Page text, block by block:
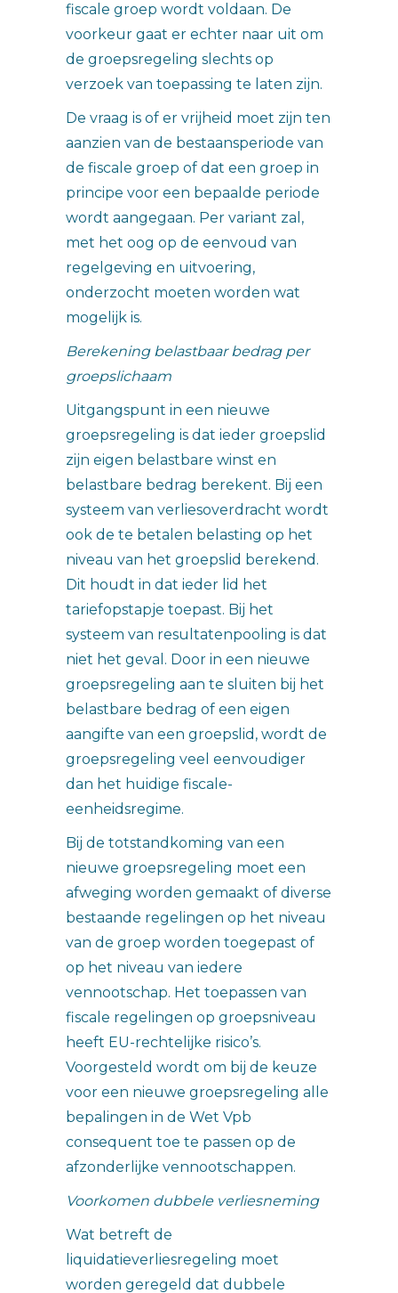
fiscale groep wordt voldaan. De
voorkeur gaat er echter naar uit om
de groepsregeling slechts op
verzoek van toepassing te laten zijn.
De vraag is of er vrijheid moet zijn ten
aanzien van de bestaansperiode van
de fiscale groep of dat een groep in
principe voor een bepaalde periode
wordt aangegaan. Per variant zal,
met het oog op de eenvoud van
regelgeving en uitvoering,
onderzocht moeten worden wat
mogelijk is.
Berekening belastbaar bedrag per
groepslichaam
Uitgangspunt in een nieuwe
groepsregeling is dat ieder groepslid
zijn eigen belastbare winst en
belastbare bedrag berekent. Bij een
systeem van verliesoverdracht wordt
ook de te betalen belasting op het
niveau van het groepslid berekend.
Dit houdt in dat ieder lid het
tariefopstapje toepast. Bij het
systeem van resultatenpooling is dat
niet het geval. Door in een nieuwe
groepsregeling aan te sluiten bij het
belastbare bedrag of een eigen
aangifte van een groepslid, wordt de
groepsregeling veel eenvoudiger
dan het huidige fiscale-
eenheidsregime.
Bij de totstandkoming van een
nieuwe groepsregeling moet een
afweging worden gemaakt of diverse
bestaande regelingen op het niveau
van de groep worden toegepast of
op het niveau van iedere
vennootschap. Het toepassen van
fiscale regelingen op groepsniveau
heeft EU-rechtelijke risico’s.
Voorgesteld wordt om bij de keuze
voor een nieuwe groepsregeling alle
bepalingen in de Wet Vpb
consequent toe te passen op de
afzonderlijke vennootschappen.
Voorkomen dubbele verliesneming
Wat betreft de
liquidatieverliesregeling moet
worden geregeld dat dubbele